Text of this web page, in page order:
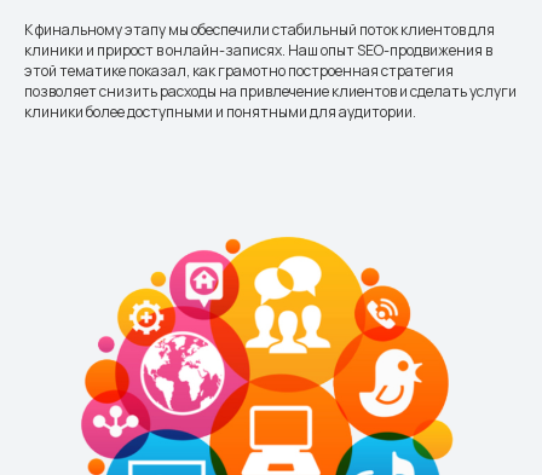
К финальному этапу мы обеспечили стабильный поток клиентов для
клиники и прирост в онлайн-записях. Наш опыт SEO-продвижения в
этой тематике показал, как грамотно построенная стратегия
позволяет снизить расходы на привлечение клиентов и сделать услуги
клиники более доступными и понятными для аудитории.